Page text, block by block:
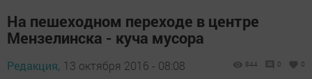
На пешеходном переходе в центре
Мензелинска - куча мусора
Редакция, 13 октября 2016 - 08:08 844 0 0